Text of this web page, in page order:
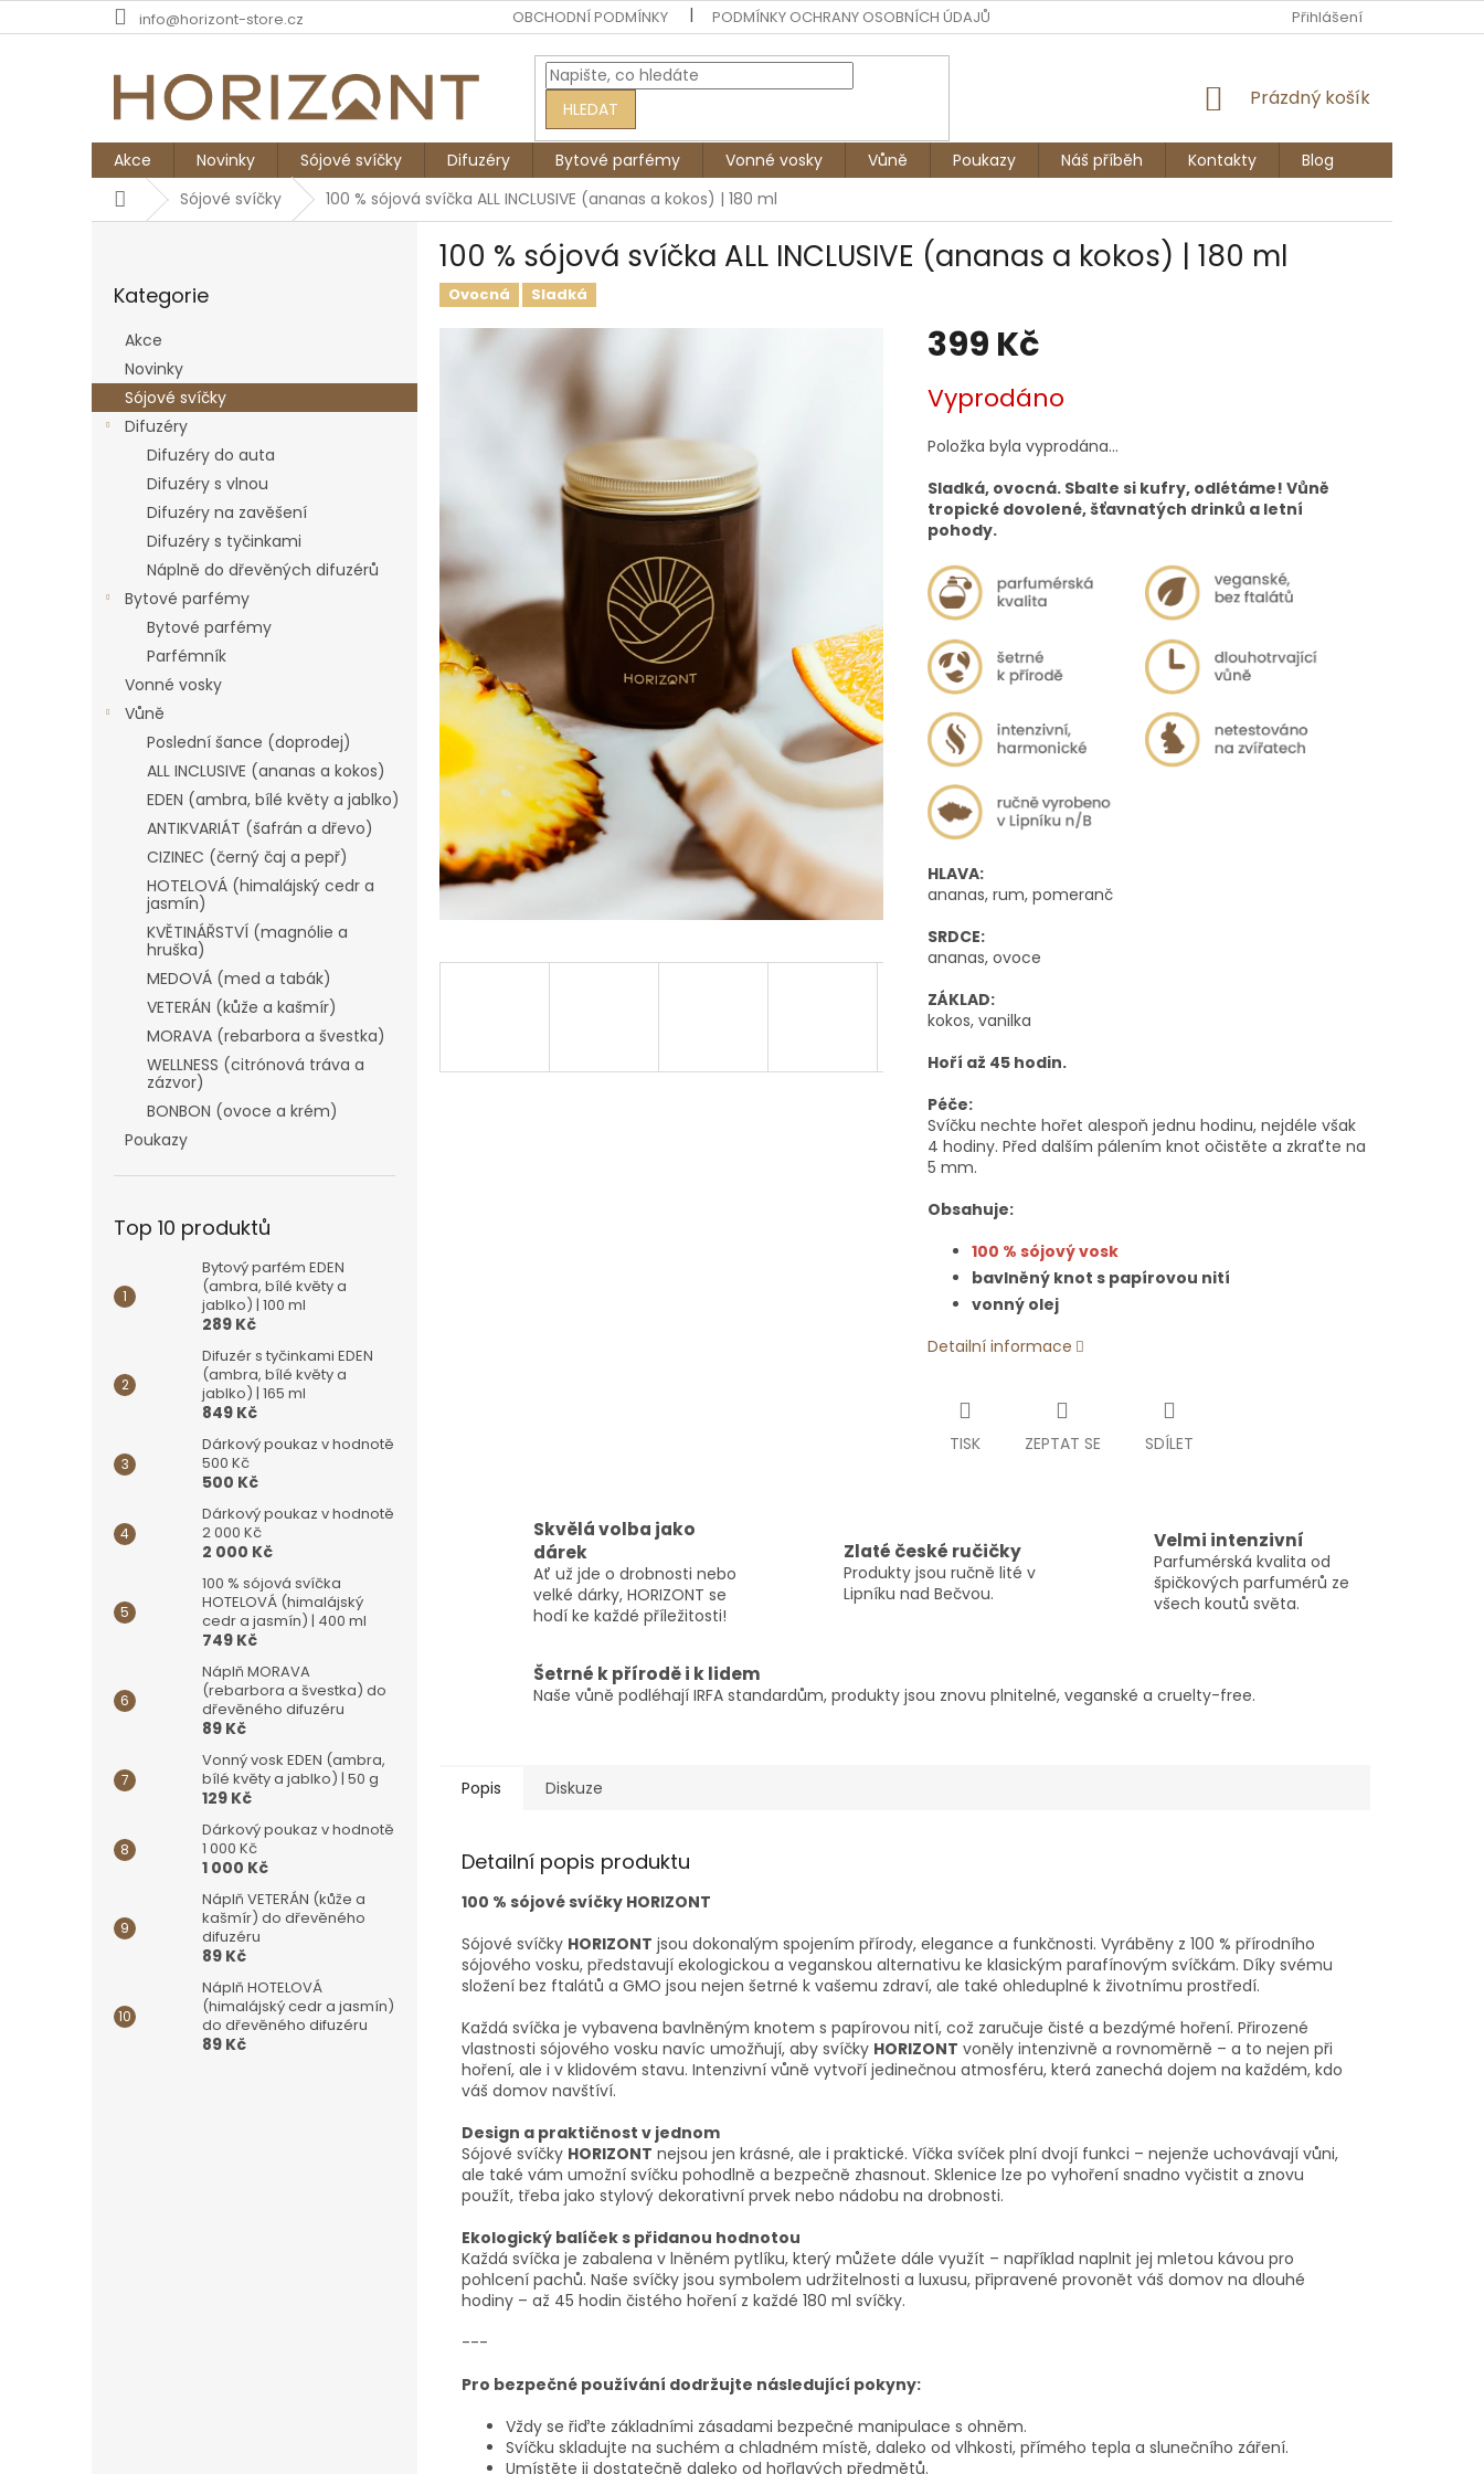
na
info@horizont-store.cz OBCHODNÍ PODMÍNKY PODMÍNKY OCHRANY OSOBNÍCH ÚDAJŮ Přihlášení
HLEDAT
NÁKUPNÍ
Prázdný košík
Akce Novinky Sójové svíčky Difuzéry Bytové parfémy Vonné vosky Vůně Poukazy Náš příběh Kontakty
Blog
DomůSójové svíčky 100 % sójová svíčka ALL INCLUSIVE (ananas a kokos) | 180 ml
n
kategorie
Kategorie
Akce
Novinky
Sójové svíčky
Difuzéry
Difuzéry do auta
Difuzéry s vlnou
Difuzéry na zavěšení
Difuzéry s tyčinkami
Náplně do dřevěných difuzérů
Bytové parfémy
Bytové parfémy
Parfémník
Vonné vosky
Vůně
Poslední šance (doprodej)
ALL INCLUSIVE (ananas a kokos)
EDEN (ambra, bílé květy a jablko)
ANTIKVARIÁT (šafrán a dřevo)
CIZINEC (černý čaj a pepř)
HOTELOVÁ (himalájský cedr a
jasmín)
KVĚTINÁŘSTVÍ (magnólie a
hruška)
MEDOVÁ (med a tabák)
VETERÁN (kůže a kašmír)
MORAVA (rebarbora a švestka)
WELLNESS (citrónová tráva a
zázvor)
BONBON (ovoce a krém)
Poukazy
Top 10 produktů
Bytový parfém EDEN
(ambra, bílé květy a
jablko) | 100 ml
289 Kč
Difuzér s tyčinkami EDEN
(ambra, bílé květy a
jablko) | 165 ml
849 Kč
Dárkový poukaz v hodnotě
500 Kč
500 Kč
Dárkový poukaz v hodnotě
2 000 Kč
2 000 Kč
100 % sójová svíčka
HOTELOVÁ (himalájský
cedr a jasmín) | 400 ml
749 Kč
Náplň MORAVA
(rebarbora a švestka) do
dřevěného difuzéru
89 Kč
Vonný vosk EDEN (ambra,
bílé květy a jablko) | 50 g
129 Kč
Dárkový poukaz v hodnotě
1 000 Kč
1 000 Kč
Náplň VETERÁN (kůže a
kašmír) do dřevěného
difuzéru
89 Kč
Náplň HOTELOVÁ
(himalájský cedr a jasmín)
do dřevěného difuzéru
89 Kč
100 % sójová svíčka ALL INCLUSIVE (ananas a kokos) | 180 ml
Ovocná Sladká
399 Kč
cena:
Vyprodáno
Položka byla vyprodána…
Sladká, ovocná. Sbalte si kufry, odlétáme! Vůně
tropické dovolené, šťavnatých drinků a letní
pohody.
HLAVA:
ananas, rum, pomeranč
SRDCE:
ananas, ovoce
ZÁKLAD:
kokos, vanilka
Hoří až 45 hodin.
Péče:
Svíčku nechte hořet alespoň jednu hodinu, nejdéle však
4 hodiny. Před dalším pálením knot očistěte a zkraťte na
5 mm.
Obsahuje:
100 % sójový vosk
bavlněný knot s papírovou nití
vonný olej
Detailní informace
TISK ZEPTAT SE SDÍLET
Skvělá volba jako
dárek
Ať už jde o drobnosti nebo
velké dárky, HORIZONT se
hodí ke každé příležitosti!
Zlaté české ručičky
Produkty jsou ručně lité v
Lipníku nad Bečvou.
Velmi intenzivní
Parfumérská kvalita od
špičkových parfumérů ze
všech koutů světa.
Šetrné k přírodě i k lidem
Naše vůně podléhají IRFA standardům, produkty jsou znovu plnitelné, veganské a cruelty-free.
Popis Diskuze
Detailní popis produktu
100 % sójové svíčky HORIZONT
Sójové svíčky HORIZONT jsou dokonalým spojením přírody, elegance a funkčnosti. Vyráběny z 100 % přírodního
sójového vosku, představují ekologickou a veganskou alternativu ke klasickým parafínovým svíčkám. Díky svému
složení bez ftalátů a GMO jsou nejen šetrné k vašemu zdraví, ale také ohleduplné k životnímu prostředí.
Každá svíčka je vybavena bavlněným knotem s papírovou nití, což zaručuje čisté a bezdýmé hoření. Přirozené
vlastnosti sójového vosku navíc umožňují, aby svíčky HORIZONT voněly intenzivně a rovnoměrně – a to nejen při
hoření, ale i v klidovém stavu. Intenzivní vůně vytvoří jedinečnou atmosféru, která zanechá dojem na každém, kdo
váš domov navštíví.
Design a praktičnost v jednom
Sójové svíčky HORIZONT nejsou jen krásné, ale i praktické. Víčka svíček plní dvojí funkci – nejenže uchovávají vůni,
ale také vám umožní svíčku pohodlně a bezpečně zhasnout. Sklenice lze po vyhoření snadno vyčistit a znovu
použít, třeba jako stylový dekorativní prvek nebo nádobu na drobnosti.
Ekologický balíček s přidanou hodnotou
Každá svíčka je zabalena v lněném pytlíku, který můžete dále využít – například naplnit jej mletou kávou pro
pohlcení pachů. Naše svíčky jsou symbolem udržitelnosti a luxusu, připravené provonět váš domov na dlouhé
hodiny – až 45 hodin čistého hoření z každé 180 ml svíčky.
---
Pro bezpečné používání dodržujte následující pokyny:
Vždy se řiďte základními zásadami bezpečné manipulace s ohněm.
Svíčku skladujte na suchém a chladném místě, daleko od vlhkosti, přímého tepla a slunečního záření.
Umístěte ji dostatečně daleko od hořlavých předmětů.